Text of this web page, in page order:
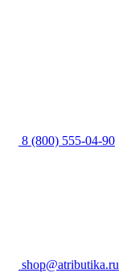
8 (800) 555-04-90
shop@atributika.ru